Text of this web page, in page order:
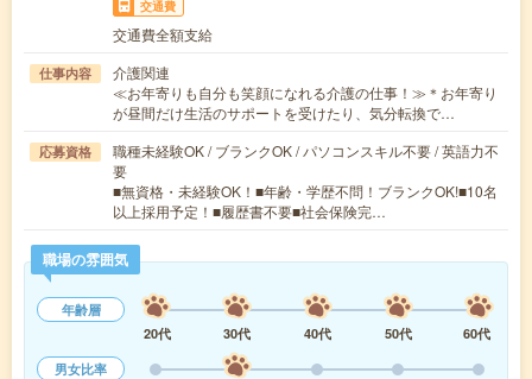
交通費
交通費全額支給
仕事内容
介護関連
≪お年寄りも自分も笑顔になれる介護の仕事！≫＊お年寄り
が昼間だけ生活のサポートを受けたり、気分転換で…
応募資格
職種未経験OK / ブランクOK / パソコンスキル不要 / 英語力不
要
■無資格・未経験OK！■年齢・学歴不問！ブランクOK!■10名
以上採用予定！■履歴書不要■社会保険完…
職場の雰囲気
年齢層
20代
30代 40代 50代
60代
男女比率